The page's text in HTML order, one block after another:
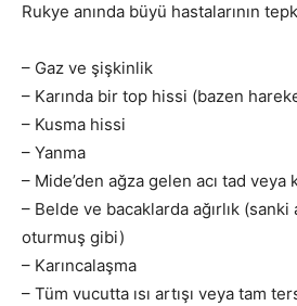
Rukye anında büyü hastalarının
– Gaz ve şişkinlik
– Karında bir top hissi (bazen
– Kusma hissi
– Yanma
– Mide’den ağza gelen acı tad veya
– Belde ve bacaklarda ağırlık (sanki
oturmuş gibi)
– Karıncalaşma
– Tüm vucutta ısı artışı veya tam